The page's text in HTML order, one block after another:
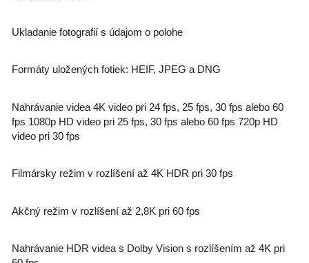
Ukladanie fotografií s údajom o polohe
Formáty uložených fotiek: HEIF, JPEG a DNG
Nahrávanie videa 4K video pri 24 fps, 25 fps, 30 fps alebo 60
fps 1080p HD video pri 25 fps, 30 fps alebo 60 fps 720p HD
video pri 30 fps
Filmársky režim v rozlíšení až 4K HDR pri 30 fps
Akčný režim v rozlíšení až 2,8K pri 60 fps
Nahrávanie HDR videa s Dolby Vision s rozlíšením až 4K pri